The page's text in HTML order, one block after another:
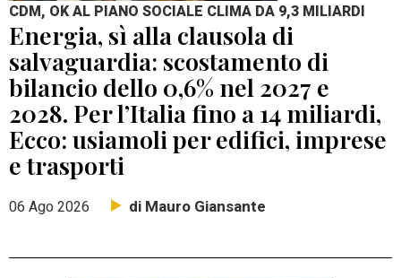
CDM, OK AL PIANO SOCIALE CLIMA DA 9,3 MILIARDI
Energia, sì alla clausola di
salvaguardia: scostamento di
bilancio dello 0,6% nel 2027 e
2028. Per l’Italia fino a 14 miliardi,
Ecco: usiamoli per edifici, imprese
e trasporti
06 Ago 2026 di Mauro Giansante